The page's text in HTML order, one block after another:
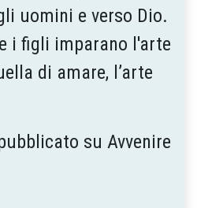
uomini e verso Dio.
i figli imparano l'arte
di amare, l’arte
su Avvenire